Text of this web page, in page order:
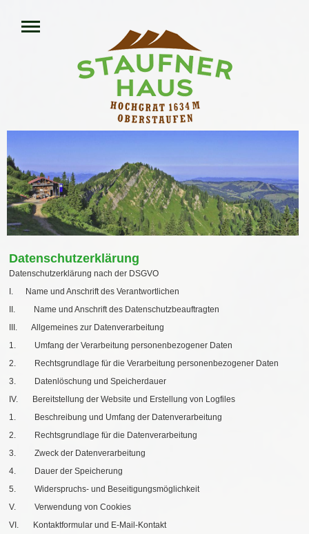
Datenschutzerklärung
Datenschutzerklärung nach der DSGVO
I. Name und Anschrift des Verantwortlichen
II. Name und Anschrift des Datenschutzbeauftragten
III. Allgemeines zur Datenverarbeitung
1. Umfang der Verarbeitung personenbezogener Daten
2. Rechtsgrundlage für die Verarbeitung personenbezogener Daten
3. Datenlöschung und Speicherdauer
IV. Bereitstellung der Website und Erstellung von Logfiles
1. Beschreibung und Umfang der Datenverarbeitung
2. Rechtsgrundlage für die Datenverarbeitung
3. Zweck der Datenverarbeitung
4. Dauer der Speicherung
5. Widerspruchs- und Beseitigungsmöglichkeit
V. Verwendung von Cookies
VI. Kontaktformular und E-Mail-Kontakt